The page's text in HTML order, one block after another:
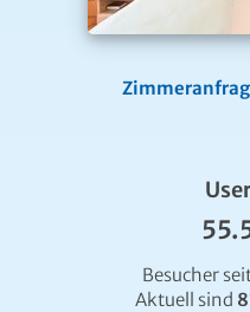
Besucher
Aktuell sind